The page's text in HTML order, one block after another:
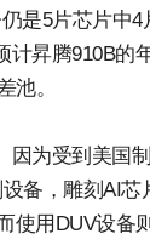
是5片芯片中
昇腾910B的
池。
为受到美国
备，雕刻AI
使用DUV设备